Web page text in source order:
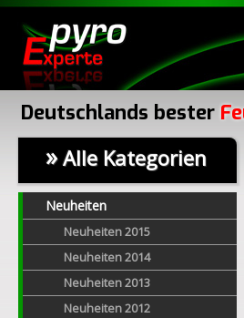
Deutschlands bester
»Alle Kategorien
Neuheiten
Neuheiten 2015
Neuheiten 2014
Neuheiten 2013
Neuheiten 2012